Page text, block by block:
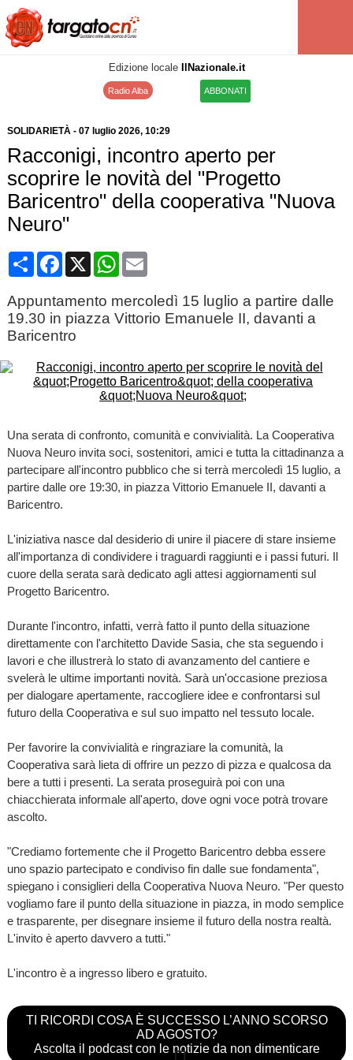
Edizione locale IlNazionale.it
Radio Alba ABBONATI
SOLIDARIETÀ- 07 luglio 2026, 10:29
Racconigi, incontro aperto per
scoprire le novità del "Progetto
Baricentro" della cooperativa "Nuova
Neuro"
CondividiFacebook
X WhatsApp
Email
Appuntamento mercoledì 15 luglio a partire dalle
19.30 in piazza Vittorio Emanuele II, davanti a
Baricentro
Una serata di confronto, comunità e convivialità. La Cooperativa
Nuova Neuro invita soci, sostenitori, amici e tutta la cittadinanza a
partecipare all'incontro pubblico che si terrà mercoledì 15 luglio, a
partire dalle ore 19:30, in piazza Vittorio Emanuele II, davanti a
Baricentro.
L'iniziativa nasce dal desiderio di unire il piacere di stare insieme
all'importanza di condividere i traguardi raggiunti e i passi futuri. Il
cuore della serata sarà dedicato agli attesi aggiornamenti sul
Progetto Baricentro.
Durante l'incontro, infatti, verrà fatto il punto della situazione
direttamente con l'architetto Davide Sasia, che sta seguendo i
lavori e che illustrerà lo stato di avanzamento del cantiere e
svelerà le ultime importanti novità. Sarà un'occasione preziosa
per dialogare apertamente, raccogliere idee e confrontarsi sul
futuro della Cooperativa e sul suo impatto nel tessuto locale.
Per favorire la convivialità e ringraziare la comunità, la
Cooperativa sarà lieta di offrire un pezzo di pizza e qualcosa da
bere a tutti i presenti. La serata proseguirà poi con una
chiacchierata informale all'aperto, dove ogni voce potrà trovare
ascolto.
"Crediamo fortemente che il Progetto Baricentro debba essere
uno spazio partecipato e condiviso fin dalle sue fondamenta",
spiegano i consiglieri della Cooperativa Nuova Neuro. "Per questo
vogliamo fare il punto della situazione in piazza, in modo semplice
e trasparente, per disegnare insieme il futuro della nostra realtà.
L'invito è aperto davvero a tutti."
L'incontro è a ingresso libero e gratuito.
TI RICORDI COSA È SUCCESSO L’ANNO SCORSO
AD AGOSTO?
Ascolta il podcast con le notizie da non dimenticare